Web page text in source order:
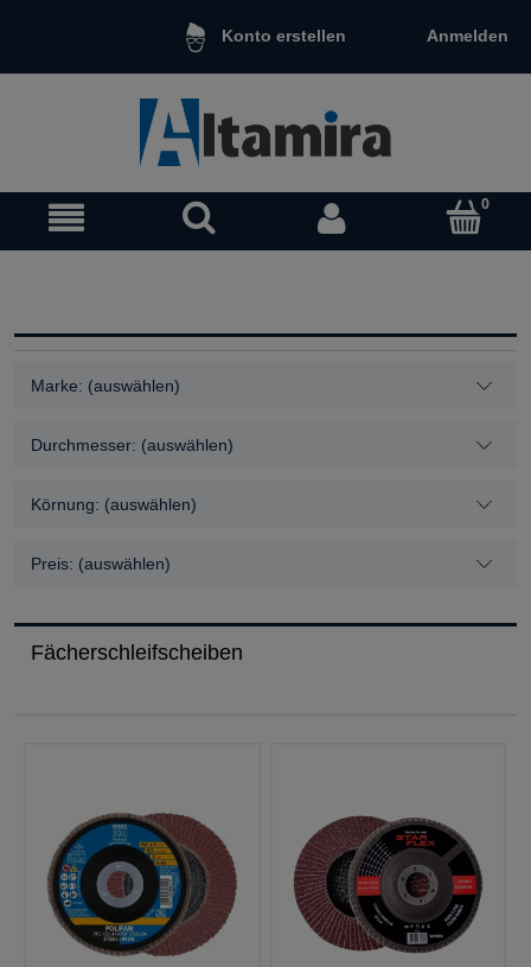
Konto erstellen Anmelden
Marke: (auswählen)
Durchmesser: (auswählen)
Körnung: (auswählen)
Preis: (auswählen)
Fächerschleifscheiben